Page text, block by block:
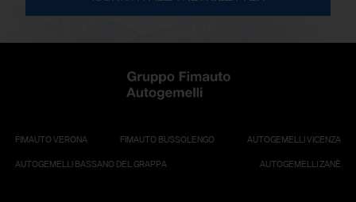
FIMAUTO VERONA FIMAUTO BUSSOLENGO AUTOGEMELLI VICENZA
AUTOGEMELLI BASSANO DEL GRAPPA AUTOGEMELLI ZANÈ